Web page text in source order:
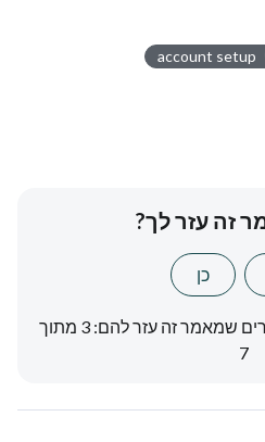
account setup
זה עזר לך?
כן
מספר המשתמשים שאומרים שמאמר זה עזר להם: 3 מתוך
7